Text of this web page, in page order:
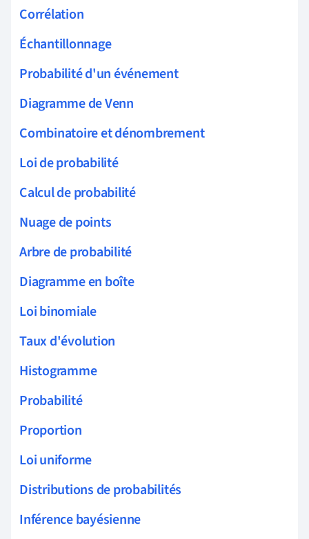
Corrélation
Échantillonnage
Probabilité d'un événement
Diagramme de Venn
Combinatoire et dénombrement
Loi de probabilité
Calcul de probabilité
Nuage de points
Arbre de probabilité
Diagramme en boîte
Loi binomiale
Taux d'évolution
Histogramme
Probabilité
Proportion
Loi uniforme
Distributions de probabilités
Inférence bayésienne